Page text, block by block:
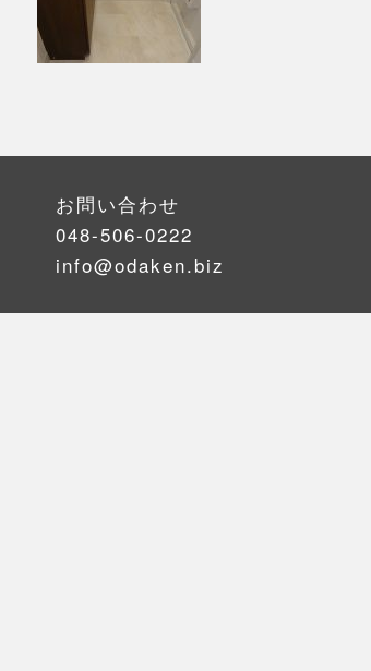
お問い合わせ
048-506-0222
info@odaken.biz